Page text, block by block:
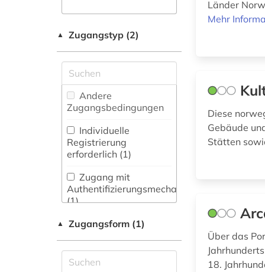
Wissenschaftskunde,
Forschung, Hochschul-,
Museumswesen (0)
bibliographie (1)
bibliothek (2)
biografie (2)
bjørnstjerne
bjørnson (1)
buchproduktion (1)
bærum (1)
bürger (1)
christiania (1)
(29)
Faktendatenbank
National-,
Regionalbibliographie
(7
Sammlung Nicht-
Textueller-Materialien
Volltextdatenbank
(34
Wörterbuch,
▲ Zugangstyp (2)
Andere
Zugangsbedingungen
Individuelle
Registrierung
erforderlich (1)
Zugang mit
Authentifizierungsmechanismen
(1)
▲ Zugangsform (1)
Länder
Mehr
Diese
Gebäude
Stätten
Über das
18.